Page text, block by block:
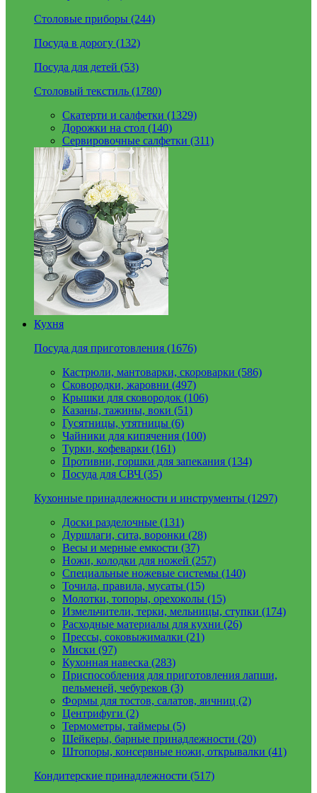
Столовые приборы (244)
Посуда в дорогу (132)
Посуда для детей (53)
Столовый текстиль (1780)
Скатерти и салфетки (1329)
Дорожки на стол (140)
Сервировочные салфетки (311)
Кухня
Посуда для приготовления (1676)
Кастрюли, мантоварки, скороварки (586)
Сковородки, жаровни (497)
Крышки для сковородок (106)
Казаны, тажины, воки (51)
Гусятницы, утятницы (6)
Чайники для кипячения (100)
Турки, кофеварки (161)
Противни, горшки для запекания (134)
Посуда для СВЧ (35)
Кухонные принадлежности и инструменты (1297)
Доски разделочные (131)
Дуршлаги, сита, воронки (28)
Весы и мерные емкости (37)
Ножи, колодки для ножей (257)
Специальные ножевые системы (140)
Точила, правила, мусаты (15)
Молотки, топоры, орехоколы (15)
Измельчители, терки, мельницы, ступки (174)
Расходные материалы для кухни (26)
Прессы, соковыжималки (21)
Миски (97)
Кухонная навеска (283)
Приспособления для приготовления лапши,
пельменей, чебуреков (3)
Формы для тостов, салатов, яичниц (2)
Центрифуги (2)
Термометры, таймеры (5)
Шейкеры, барные принадлежности (20)
Штопоры, консервные ножи, открывалки (41)
Кондитерские принадлежности (517)